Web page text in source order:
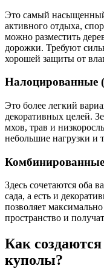
Это самый
активного отдыха,
можно разместить
дорожки. Требуют
хорошей защиты от
Налоцированные
Это более легкий
декоративных целей.
мхов, трав и
небольшие нагрузки и
Здесь сочетаются оба
сада, а есть и
позволяет
пространство и
Как
куполы?